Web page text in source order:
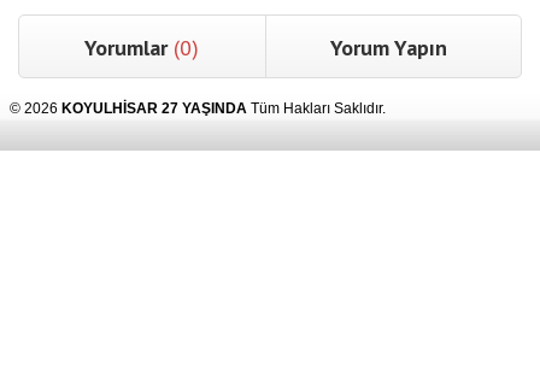
Yorumlar (0) Yorum Yapın
© 2026 KOYULHİSAR 27 YAŞINDA Tüm Hakları Saklıdır.